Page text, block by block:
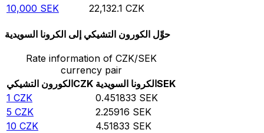
10,000 SEK 22,132.1 CZK
حوِّل الكورون التشيكي إلى الكرونا السويدية
Rate information of CZK/SEK
currency pair
الكورون التشيكيCZK الكرونا السويديةSEK
1 CZK 0.451833 SEK
5 CZK 2.25916 SEK
10 CZK 4.51833 SEK